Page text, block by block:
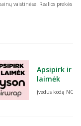
vaistinėse. Realios prekės
Apsipirk ir
laimėk
Įvedus kodą